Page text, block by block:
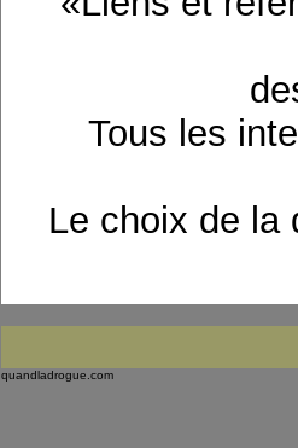
Tous les
Le choix de la
quandladrogue.com